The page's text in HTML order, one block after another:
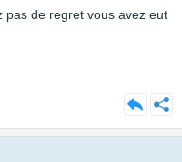
pas de regret vous avez eut